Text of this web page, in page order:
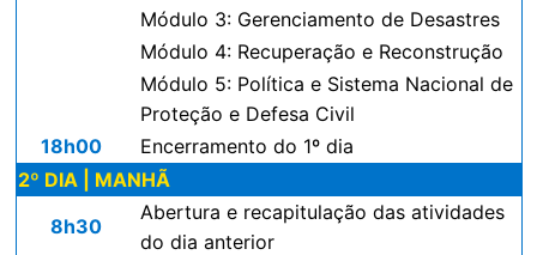
Módulo 3: Gerenciamento de Desastres
Módulo 4: Recuperação e Reconstrução
Módulo 5: Política e Sistema Nacional de
Proteção e Defesa Civil
18h00
Encerramento do 1º dia
2º DIA | MANHÃ
8h30
Abertura e recapitulação das atividades
do dia anterior